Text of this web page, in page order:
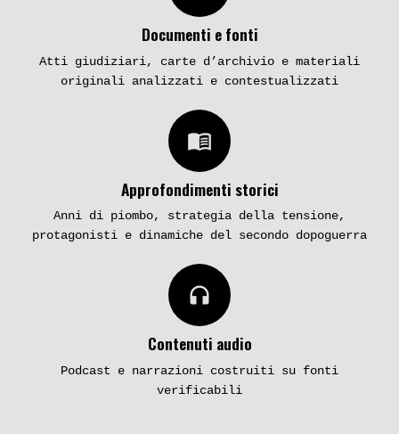
Documenti e fonti
Atti giudiziari, carte d’archivio e materiali
originali analizzati e contestualizzati
menu_book
Approfondimenti storici
Anni di piombo, strategia della tensione,
protagonisti e dinamiche del secondo dopoguerra
headphones
Contenuti audio
Podcast e narrazioni costruiti su fonti
verificabili